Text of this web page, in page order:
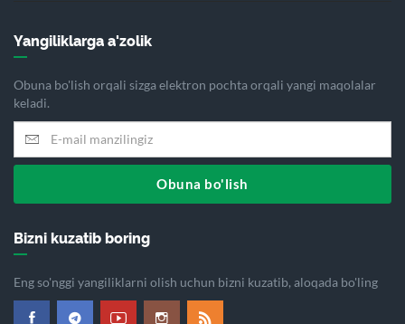
Yangiliklarga a'zolik
Obuna bo'lish orqali sizga elektron pochta orqali yangi maqolalar
keladi.
Obuna bo'lish
Bizni kuzatib boring
Eng so'nggi yangiliklarni olish uchun bizni kuzatib, aloqada bo'ling